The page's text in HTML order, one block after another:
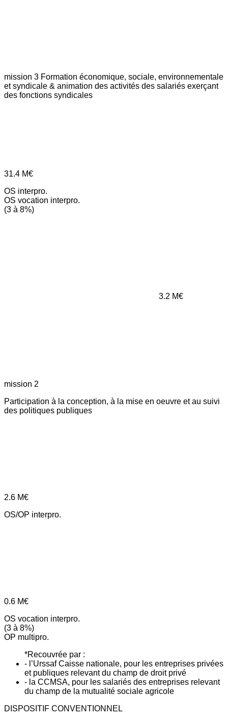
mission 3 Formation économique, sociale, environnementale
et syndicale & animation des activités des salariés exerçant
des fonctions syndicales
31.4 M€
OS interpro.
OS vocation interpro.
(3 à 8%)
3.2 M€
mission 2
Participation à la conception, à la mise en oeuvre et au suivi
des politiques publiques
2.6 M€
OS/OP interpro.
0.6 M€
OS vocation interpro.
(3 à 8%)
OP multipro.
*Recouvrée par :
- l’Urssaf Caisse nationale, pour les entreprises privées
et publiques relevant du champ de droit privé
- la CCMSA, pour les salariés des entreprises relevant
du champ de la mutualité sociale agricole
DISPOSITIF CONVENTIONNEL